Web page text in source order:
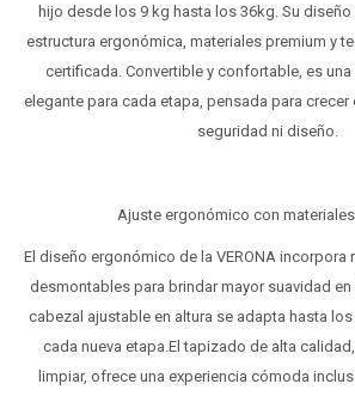
hijo desde los 9 kg hasta los 36kg. Su
estructura ergonómica, materiales premium y
certificada. Convertible y confortable, es
elegante para cada etapa, pensada para
seguridad ni diseño.
Ajuste ergonómico con
El diseño ergonómico de la VERONA
desmontables para brindar mayor suavidad
cabezal ajustable en altura se adapta hasta
cada nueva etapa.El tapizado de alta
limpiar, ofrece una experiencia cómoda